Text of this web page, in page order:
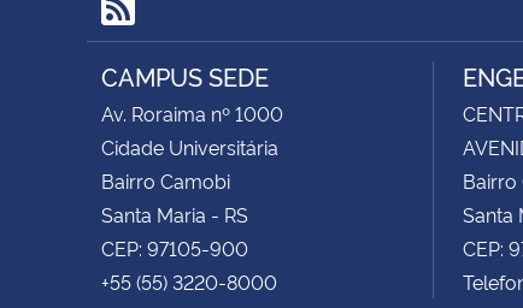
RSS
CAMPUS SEDE
Av. Roraima nº 1000
Cidade Universitária
Bairro Camobi
Santa Maria - RS
CEP: 97105-900
+55 (55) 3220-8000
Bairro
Santa
CEP: